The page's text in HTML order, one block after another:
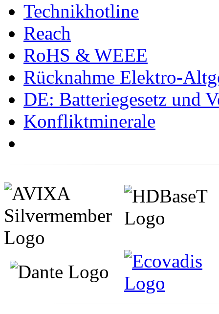
Technikhotline
Reach
RoHS & WEEE
Rücknahme Elektro-
DE: Batteriegesetz und
Konfliktminerale